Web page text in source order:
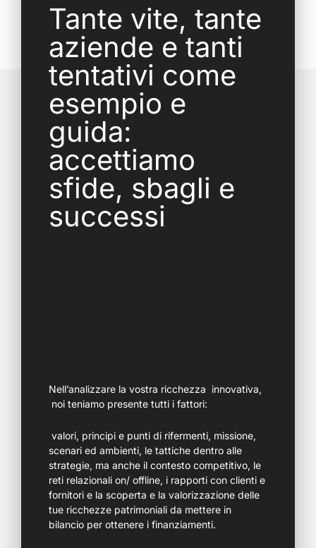
Tante vite, tante
aziende e tanti
tentativi come
esempio e
guida:
accettiamo
sfide, sbagli e
successi
Nell’analizzare la vostra ricchezza innovativa,
noi teniamo presente tutti i fattori:
valori, principi e punti di rifermenti, missione,
scenari ed ambienti, le tattiche dentro alle
strategie, ma anche il contesto competitivo, le
reti relazionali on/ offline, i rapporti con clienti e
fornitori e la scoperta e la valorizzazione delle
tue ricchezze patrimoniali da mettere in
bilancio per ottenere i finanziamenti.